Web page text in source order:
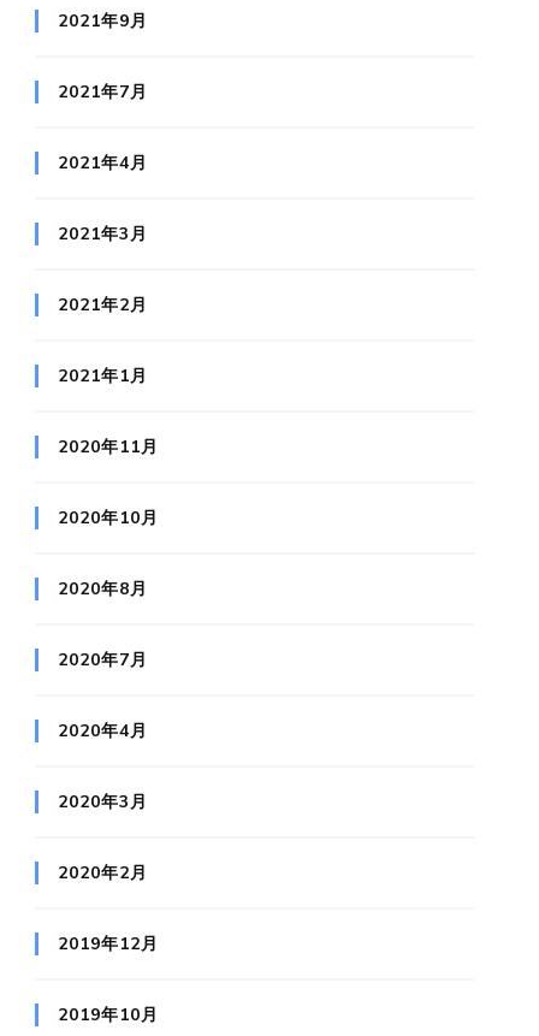
2021年9月
2021年7月
2021年4月
2021年3月
2021年2月
2021年1月
2020年11月
2020年10月
2020年8月
2020年7月
2020年4月
2020年3月
2020年2月
2019年12月
2019年10月